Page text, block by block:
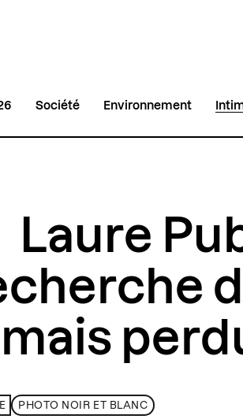
Société Environnement
Laure
PHOTO NOIR ET BLANC